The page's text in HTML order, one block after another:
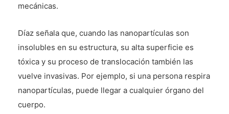
mecánicas.
Díaz señala que, cuando las nanopartículas son
insolubles en su estructura, su alta superficie es
tóxica y su proceso de translocación también las
vuelve invasivas. Por ejemplo, si una persona respira
nanopartículas, puede llegar a cualquier órgano del
cuerpo.